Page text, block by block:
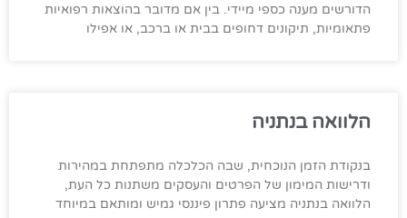
הדורשים מענה כספי מיידי. בין אם מדובר בהוצאות רפואיות
פתאומיות, תיקונים דחופים בבית או ברכב, או אפילו
הלוואה בנתניה
בנקודת הזמן הנוכחית, שבה הכלכלה מתפתחת במהירות
ודרישות המימון של הפרטים והעסקים משתנות כל העת,
הלוואה בנתניה מציעה פתרון פיננסי גמיש ומותאם במיוחד